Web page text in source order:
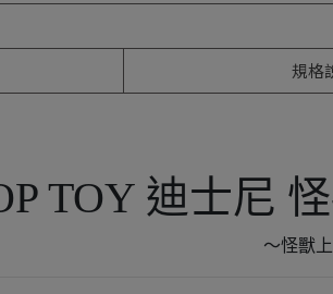
規格
TOY 迪士尼
～怪獸